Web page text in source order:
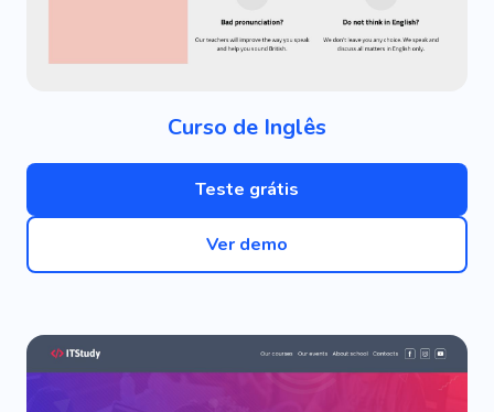
Curso de Inglês
Teste grátis
Ver demo